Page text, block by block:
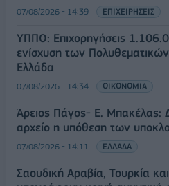
07/08/2026 - 14:39 ΕΠΙΧΕΙΡΗΣΕΙΣ
ΥΠΠΟ: Επιχορηγήσεις
ενίσχυση των
Ελλάδα
07/08/2026 - 14:34 ΟΙΚΟΝΟΜΙΑ
Άρειος Πάγος- Ε. Μπακέλας:
αρχείο η υπόθεση των
07/08/2026 - 14:11 ΕΛΛΑΔΑ
Σαουδική Αραβία, Τουρκία